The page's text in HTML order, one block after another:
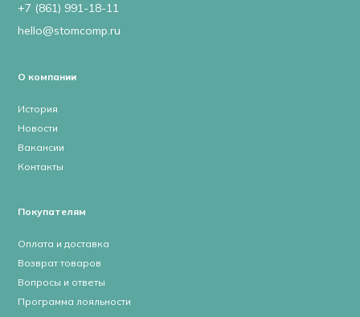
+7 (861) 991-18-11
hello@stomcomp.ru
О компании
История
Новости
Вакансии
Контакты
Покупателям
Оплата и доставка
Возврат товаров
Вопросы и ответы
Программа лояльности